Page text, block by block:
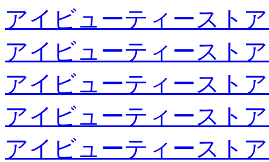
アイビューティースト
アイビューティースト
アイビューティースト
アイビューティースト
アイビューティースト